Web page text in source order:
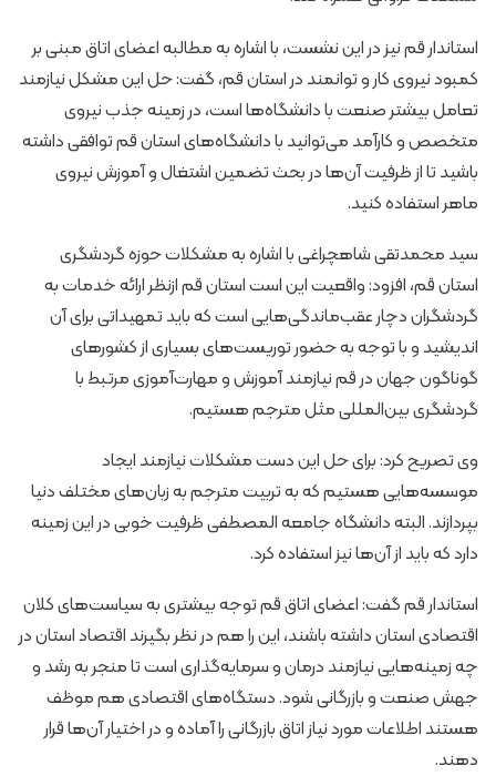
استاندار قم نیز در این نشست، با اشاره به مطالبه اعضای اتاق مبنی بر
کمبود نیروی کار و توانمند در استان قم، گفت: حل این مشکل نیازمند
تعامل بیشتر صنعت با دانشگاه‌ها است، در زمینه جذب نیروی
متخصص و کارآمد می‌توانید با دانشگاه‌های استان قم توافقی داشته
باشید تا از ظرفیت آن‌ها در بحث تضمین اشتغال و آموزش نیروی
ماهر استفاده کنید.
سید محمدتقی شاهچراغی با اشاره به مشکلات حوزه گردشگری
استان قم، افزود: واقعیت این است استان قم ازنظر ارائه خدمات به
گردشگران دچار عقب‌ماندگی‌هایی است که باید تمهیداتی برای آن
اندیشید و با توجه به حضور توریست‌های بسیاری از کشورهای
گوناگون جهان در قم نیازمند آموزش و مهارت‌آموزی مرتبط با
گردشگری بین‌المللی مثل مترجم هستیم.
وی تصریح کرد: برای حل این دست مشکلات نیازمند ایجاد
موسسه‌هایی هستیم که به تربیت مترجم به زبان‌های مختلف دنیا
بپردازند. البته دانشگاه جامعه المصطفی ظرفیت خوبی در این زمینه
دارد که باید از آن‌ها نیز استفاده کرد.
استاندار قم گفت: اعضای اتاق قم توجه بیشتری به سیاست‌های کلان
اقتصادی استان داشته باشند، این را هم در نظر بگیرند اقتصاد استان در
چه زمینه‌هایی نیازمند درمان و سرمایه‌گذاری است تا منجر به رشد و
جهش صنعت و بازرگانی شود. دستگاه‌های اقتصادی هم موظف
هستند اطلاعات مورد نیاز اتاق بازرگانی را آماده و در اختیار آن‌ها قرار
دهند.